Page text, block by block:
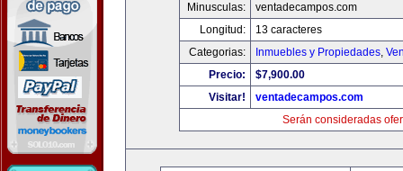
Minusculas:
ventadecampos.com
Longitud:
13 caracteres
Categorias:
Inmuebles y Propiedades,
Precio:
$7,900.00
Visitar!
ventadecampos.com
Serán consideradas